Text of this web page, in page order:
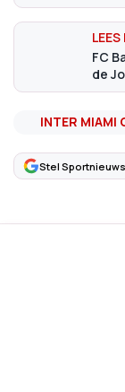
FC
de
INTER MIAMI
Stel